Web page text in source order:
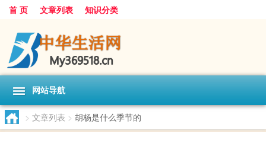
首 页 文章列表 知识分类
网站导航
> 文章列表 > 胡杨是什么季节的